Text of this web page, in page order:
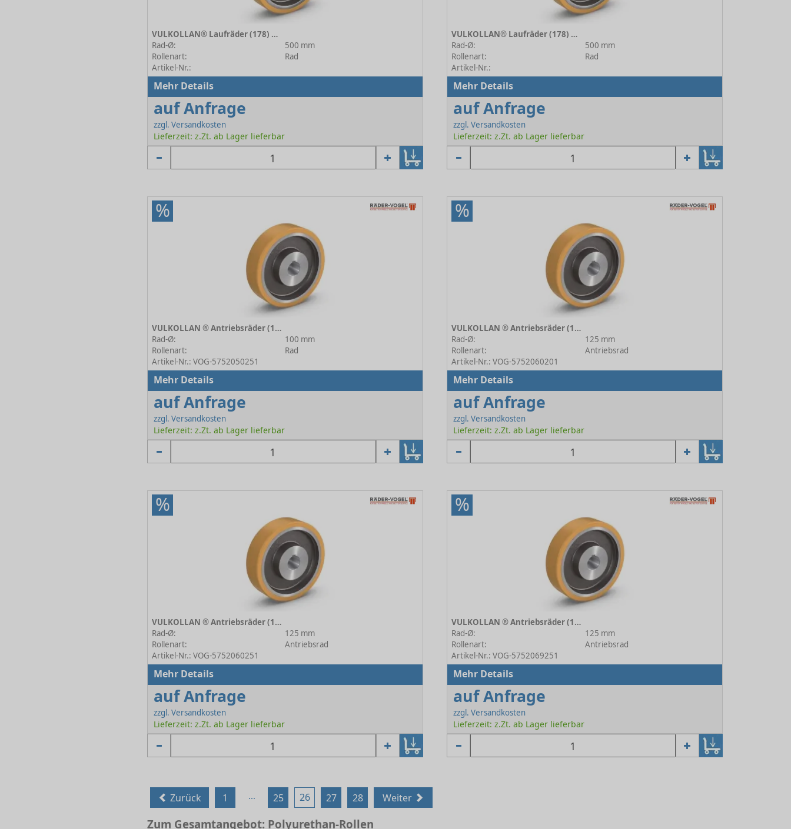
VULKOLLAN® Laufräder (178) 178/500/085/5/50
Rad-Ø:
500 mm
Rollenart:
Rad
Artikel-Nr.:
Mehr Details
auf Anfrage
zzgl. Versandkosten
Lieferzeit: z.Zt. ab Lager lieferbar
VULKOLLAN® Laufräder (178) 178/500/200/5/90
Rad-Ø:
500 mm
Rollenart:
Rad
Artikel-Nr.:
Mehr Details
auf Anfrage
zzgl. Versandkosten
Lieferzeit: z.Zt. ab Lager lieferbar
%
VULKOLLAN ® Antriebsräder (178 A) 178 A/100/050/2/25 H7
Rad-Ø:
100 mm
Rollenart:
Rad
Artikel-Nr.: VOG-5752050251
Mehr Details
auf Anfrage
zzgl. Versandkosten
Lieferzeit: z.Zt. ab Lager lieferbar
%
VULKOLLAN ® Antriebsräder (178 A) 178 A/125/040/2/20 H7
Rad-Ø:
125 mm
Rollenart:
Antriebsrad
Artikel-Nr.: VOG-5752060201
Mehr Details
auf Anfrage
zzgl. Versandkosten
Lieferzeit: z.Zt. ab Lager lieferbar
%
VULKOLLAN ® Antriebsräder (178 A) 178 A/125/040/2/25 H7
Rad-Ø:
125 mm
Rollenart:
Antriebsrad
Artikel-Nr.: VOG-5752060251
Mehr Details
auf Anfrage
zzgl. Versandkosten
Lieferzeit: z.Zt. ab Lager lieferbar
%
VULKOLLAN ® Antriebsräder (178 A) 178 A/125/050/2/25 H7
Rad-Ø:
125 mm
Rollenart:
Antriebsrad
Artikel-Nr.: VOG-5752069251
Mehr Details
auf Anfrage
zzgl. Versandkosten
Lieferzeit: z.Zt. ab Lager lieferbar
Zurück 1 ... 25 26 27 28 Weiter
Zum Gesamtangebot: Polyurethan-Rollen